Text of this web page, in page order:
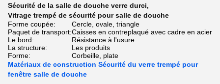
Sécurité de la salle de douche verre durci,
Vitrage trempé de sécurité pour salle de douche
Forme coupée:
Cercle, ovale, triangle
Paquet de transport:Caisses en contreplaqué avec cadre en acier
Le bord:
Résistance à l'usure
La structure:
Les produits
Forme:
Corbeille, plate
Matériaux de construction Sécurité du verre trempé pour
fenêtre salle de douche